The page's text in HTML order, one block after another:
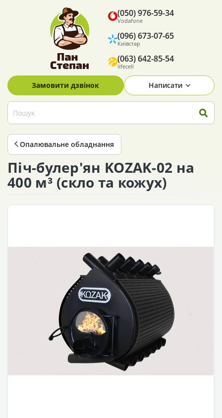
Vodafone
(050) 976-59-34
Київстар
(096) 673-07-65
lifecell
(063) 642-85-54
Замовити дзвінок Написати
Опалювальне обладнання
Піч-булер'ян KOZAK-02 на
400 м³ (скло та кожух)